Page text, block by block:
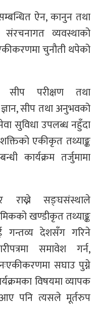
ऐन, कानुन तथा
संरचनागत व्यवस्थाको
चुनौती थपेको
सीप परीक्षण तथा
ज्ञान, सीप तथा अनुभवको
सुविधा उपलब्ध नहुँदा
एकीकृत तथ्याङ्क
कार्यक्रम तर्जुमामा
राख्ने सङ्घसंस्थाले
खण्डीकृत तथ्याङ्क
गन्तव्य देशसँग गरिने
समावेश गर्न,
सघाउ पुग्ने
विषयमा व्यापक
आए पनि त्यसले मूर्तरुप